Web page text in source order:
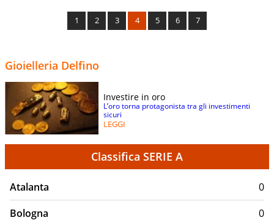
1 2 3 4 5 6 7
Gioielleria Delfino
Investire in oro
L’oro torna protagonista tra gli investimenti
sicuri
LEGGI
Classifica SERIE A
Atalanta
0
Bologna
0